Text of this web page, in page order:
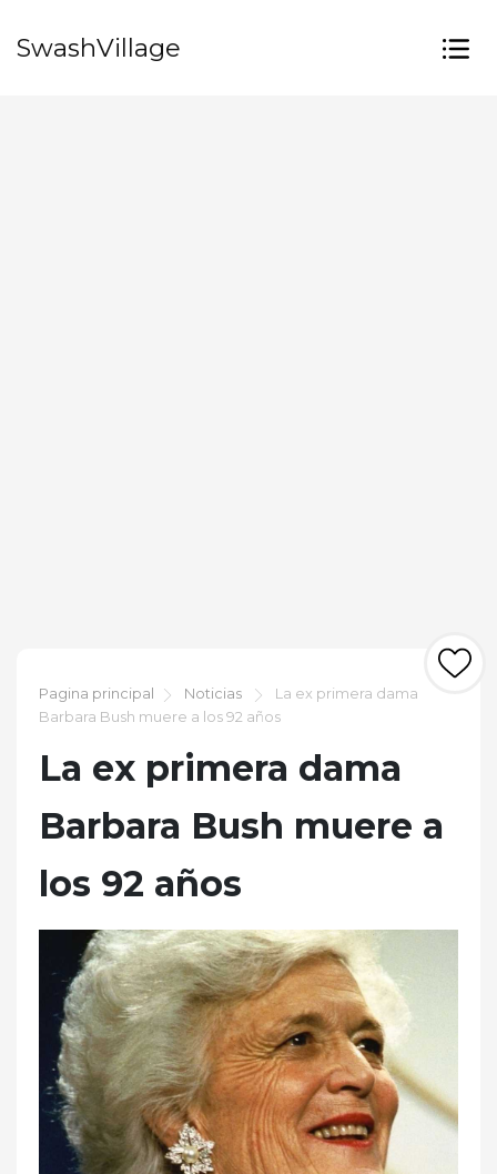
SwashVillage
Pagina principal Noticias
La ex primera dama
Barbara Bush muere a los 92 años
La ex primera dama
Barbara Bush muere a
los 92 años